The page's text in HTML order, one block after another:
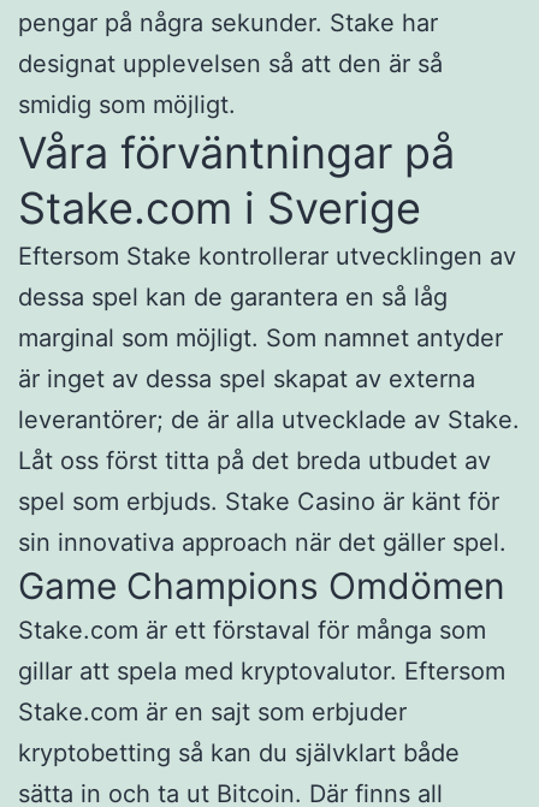
pengar på några sekunder. Stake har
designat upplevelsen så att den är så
smidig som möjligt.
Våra förväntningar på
Stake.com i Sverige
Eftersom Stake kontrollerar utvecklingen av
dessa spel kan de garantera en så låg
marginal som möjligt. Som namnet antyder
är inget av dessa spel skapat av externa
leverantörer; de är alla utvecklade av Stake.
Låt oss först titta på det breda utbudet av
spel som erbjuds. Stake Casino är känt för
sin innovativa approach när det gäller spel.
Game Champions Omdömen
Stake.com är ett förstaval för många som
gillar att spela med kryptovalutor. Eftersom
Stake.com är en sajt som erbjuder
kryptobetting så kan du självklart både
sätta in och ta ut Bitcoin. Där finns all